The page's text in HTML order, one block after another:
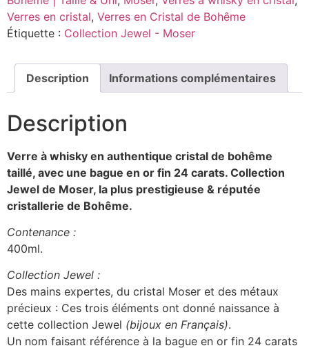
Verres en cristal, Verres en Cristal de Bohême
Étiquette : Collection Jewel - Moser
Description Informations complémentaires
Description
Verre à whisky en authentique cristal de bohême
taillé, avec une bague en or fin 24 carats. Collection
Jewel de Moser, la plus prestigieuse & réputée
cristallerie de Bohême.
Contenance :
400ml.
Collection Jewel :
Des mains expertes, du cristal Moser et des métaux
précieux : Ces trois éléments ont donné naissance à
cette collection Jewel (bijoux en Français).
Un nom faisant référence à la bague en or fin 24 carats